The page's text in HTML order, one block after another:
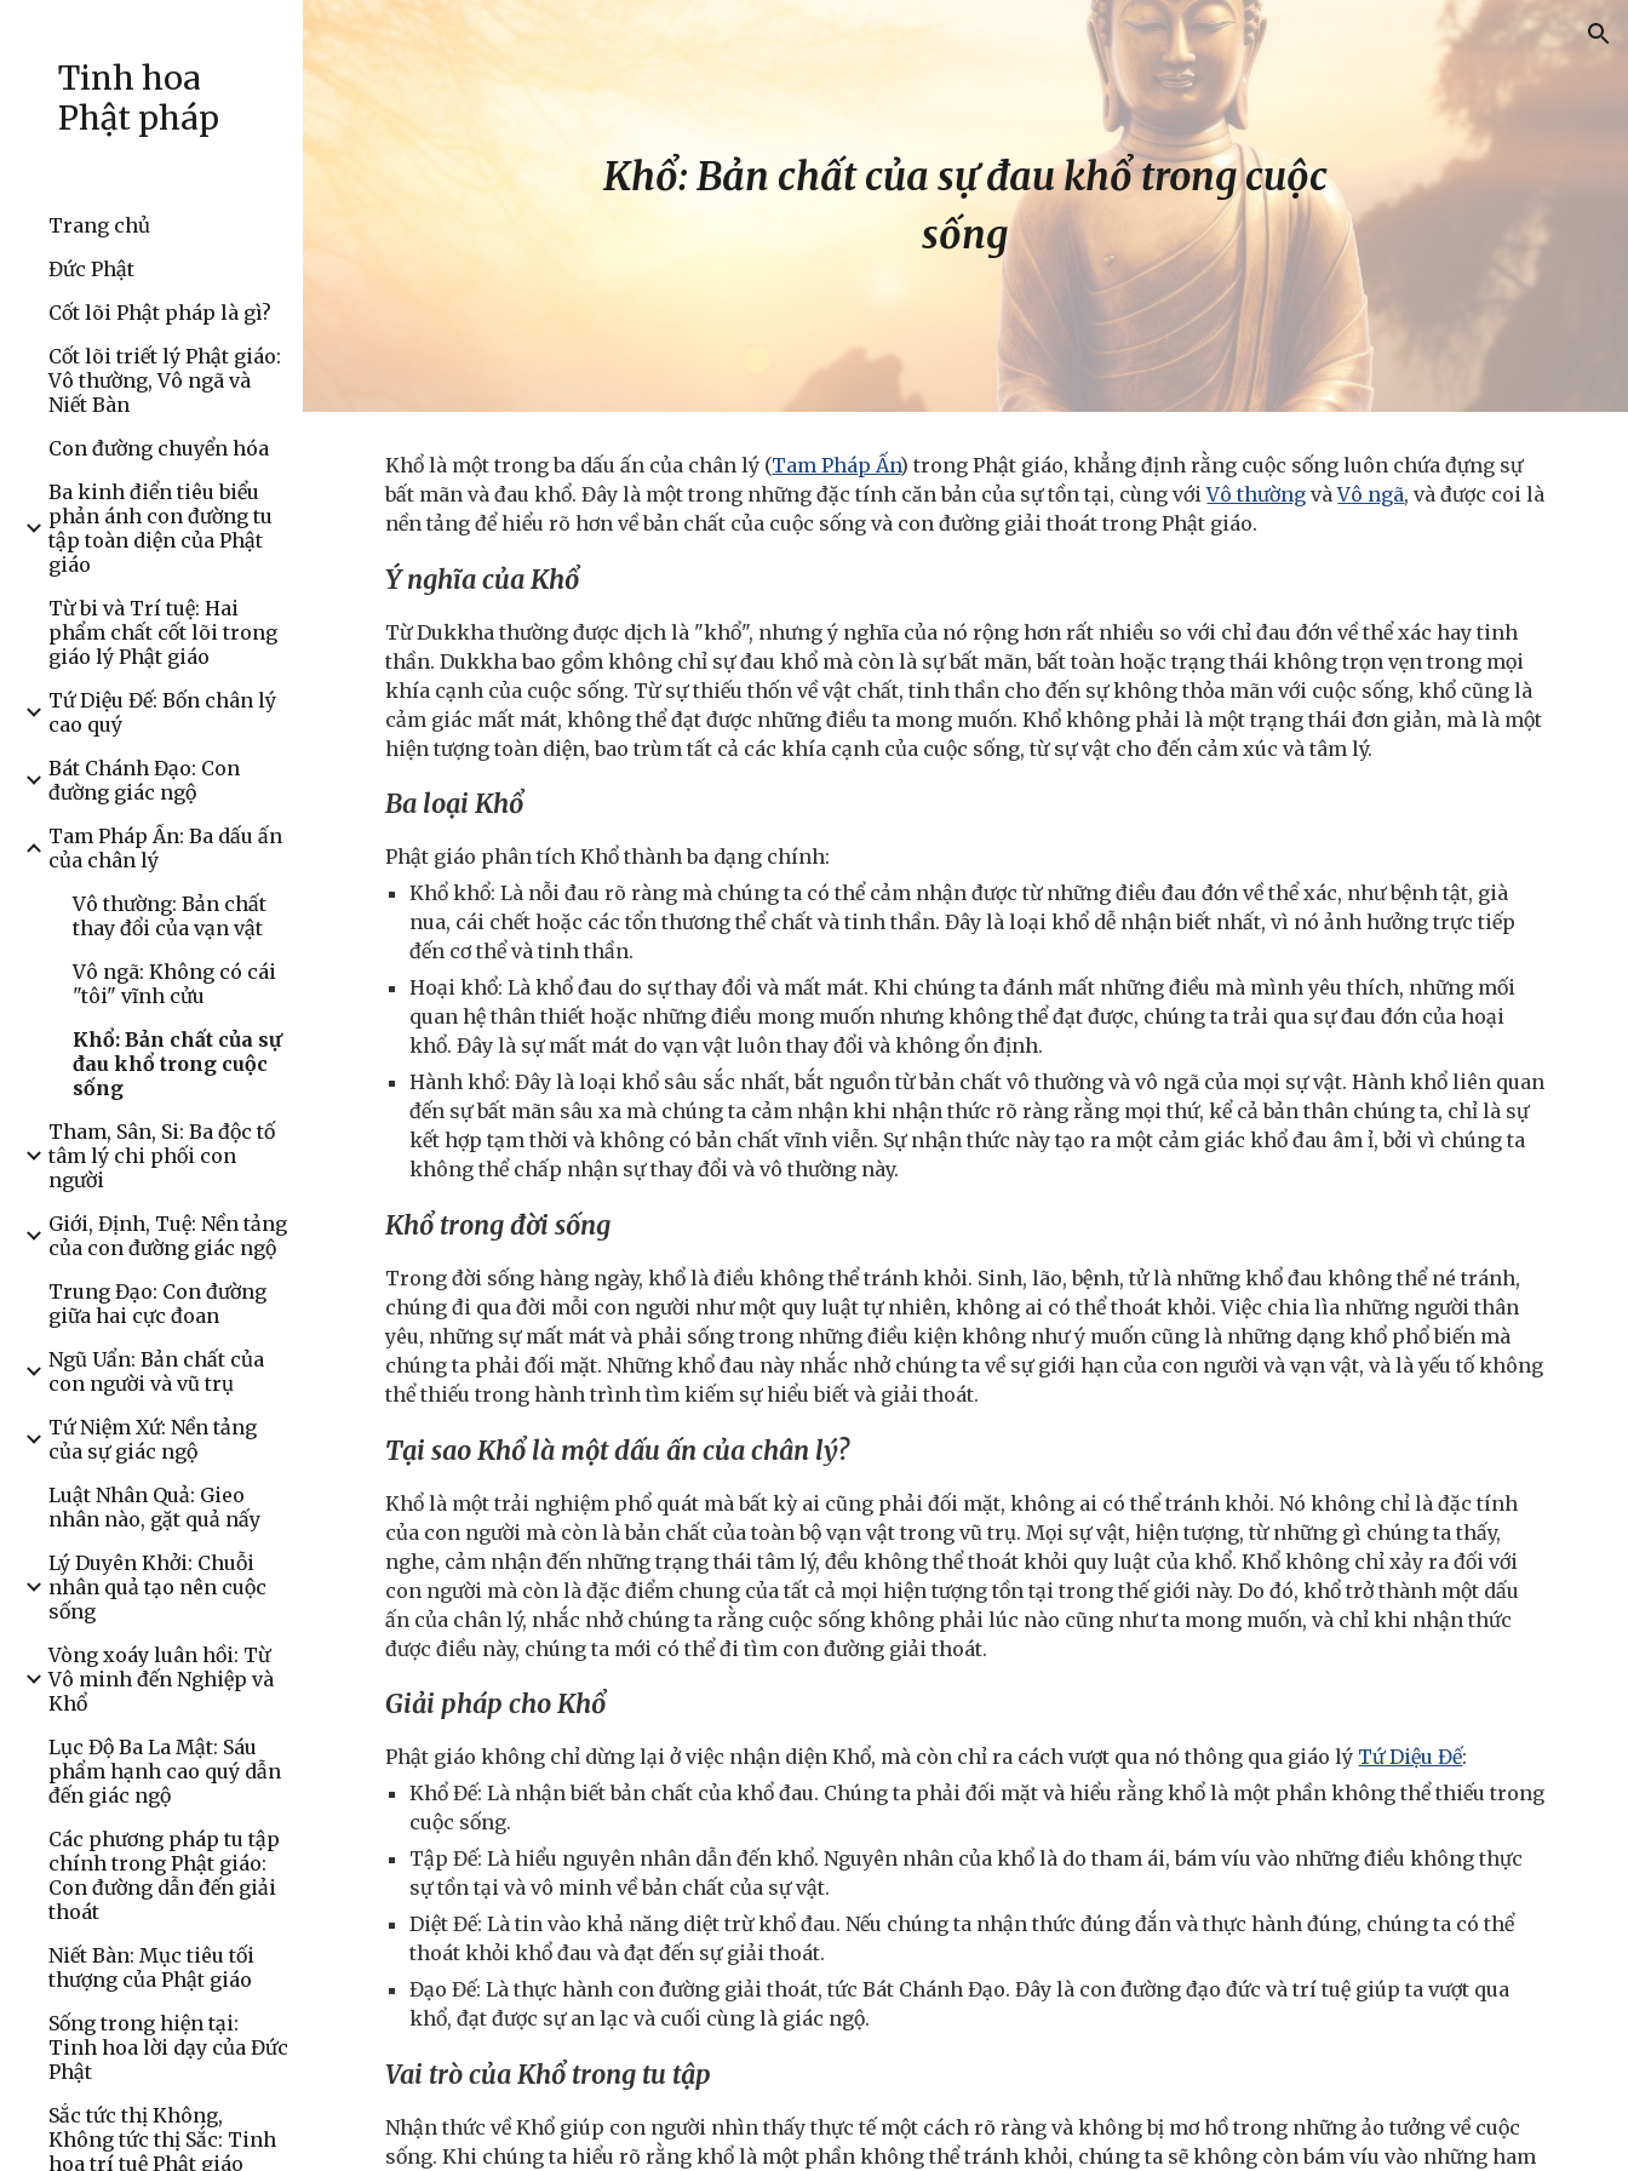
Skip to navigation
Tinh hoa
Phật pháp
Trang chủ
Đức Phật
Cốt lõi Phật pháp là gì?
Cốt lõi triết lý Phật giáo:
Vô thường, Vô ngã và
Niết Bàn
Con đường chuyển hóa
Ba kinh điển tiêu biểu
phản ánh con đường tu
tập toàn diện của Phật
giáo
Từ bi và Trí tuệ: Hai
phẩm chất cốt lõi trong
giáo lý Phật giáo
Tứ Diệu Đế: Bốn chân lý
cao quý
Bát Chánh Đạo: Con
đường giác ngộ
Tam Pháp Ấn: Ba dấu ấn
của chân lý
Vô thường: Bản chất
thay đổi của vạn vật
Vô ngã: Không có cái
"tôi" vĩnh cửu
Khổ: Bản chất của sự
đau khổ trong cuộc
sống
Tham, Sân, Si: Ba độc tố
tâm lý chi phối con
người
Giới, Định, Tuệ: Nền tảng
của con đường giác ngộ
Trung Đạo: Con đường
giữa hai cực đoan
Ngũ Uẩn: Bản chất của
con người và vũ trụ
Tứ Niệm Xứ: Nền tảng
của sự giác ngộ
Luật Nhân Quả: Gieo
nhân nào, gặt quả nấy
Lý Duyên Khởi: Chuỗi
nhân quả tạo nên cuộc
sống
Vòng xoáy luân hồi: Từ
Vô minh đến Nghiệp và
Khổ
Lục Độ Ba La Mật: Sáu
phẩm hạnh cao quý dẫn
đến giác ngộ
Các phương pháp tu tập
chính trong Phật giáo:
Con đường dẫn đến giải
thoát
Niết Bàn: Mục tiêu tối
thượng của Phật giáo
Sống trong hiện tại:
Tinh hoa lời dạy của Đức
Phật
Sắc tức thị Không,
Không tức thị Sắc: Tinh
hoa trí tuệ Phật giáo
Khổ: Bản chất của sự đau khổ trong cuộc
sống
Khổ là một trong ba dấu ấn của chân lý (Tam Pháp Ấn) trong Phật giáo, khẳng định rằng cuộc sống luôn chứa đựng sự
bất mãn và đau khổ. Đây là một trong những đặc tính căn bản của sự tồn tại, cùng vớiVô thường vàVô ngã, và được coi là
nền tảng để hiểu rõ hơn về bản chất của cuộc sống và con đường giải thoát trong Phật giáo.
Ý nghĩa của Khổ
Từ Dukkha thường được dịch là "khổ", nhưng ý nghĩa của nó rộng hơn rất nhiều so với chỉ đau đớn về thể xác hay tinh
thần. Dukkha bao gồm không chỉ sự đau khổ mà còn là sự bất mãn, bất toàn hoặc trạng thái không trọn vẹn trong mọi
khía cạnh của cuộc sống. Từ sự thiếu thốn về vật chất, tinh thần cho đến sự không thỏa mãn với cuộc sống, khổ cũng là
cảm giác mất mát, không thể đạt được những điều ta mong muốn. Khổ không phải là một trạng thái đơn giản, mà là một
hiện tượng toàn diện, bao trùm tất cả các khía cạnh của cuộc sống, từ sự vật cho đến cảm xúc và tâm lý.
Ba loại Khổ
Phật giáo phân tích Khổ thành ba dạng chính:
Khổ khổ: Là nỗi đau rõ ràng mà chúng ta có thể cảm nhận được từ những điều đau đớn về thể xác, như bệnh tật, già
nua, cái chết hoặc các tổn thương thể chất và tinh thần. Đây là loại khổ dễ nhận biết nhất, vì nó ảnh hưởng trực tiếp
đến cơ thể và tinh thần.
Hoại khổ: Là khổ đau do sự thay đổi và mất mát. Khi chúng ta đánh mất những điều mà mình yêu thích, những mối
quan hệ thân thiết hoặc những điều mong muốn nhưng không thể đạt được, chúng ta trải qua sự đau đớn của hoại
khổ. Đây là sự mất mát do vạn vật luôn thay đổi và không ổn định.
Hành khổ: Đây là loại khổ sâu sắc nhất, bắt nguồn từ bản chất vô thường và vô ngã của mọi sự vật. Hành khổ liên quan
đến sự bất mãn sâu xa mà chúng ta cảm nhận khi nhận thức rõ ràng rằng mọi thứ, kể cả bản thân chúng ta, chỉ là sự
kết hợp tạm thời và không có bản chất vĩnh viễn. Sự nhận thức này tạo ra một cảm giác khổ đau âm ỉ, bởi vì chúng ta
không thể chấp nhận sự thay đổi và vô thường này.
Khổ trong đời sống
Trong đời sống hàng ngày, khổ là điều không thể tránh khỏi. Sinh, lão, bệnh, tử là những khổ đau không thể né tránh,
chúng đi qua đời mỗi con người như một quy luật tự nhiên, không ai có thể thoát khỏi. Việc chia lìa những người thân
yêu, những sự mất mát và phải sống trong những điều kiện không như ý muốn cũng là những dạng khổ phổ biến mà
chúng ta phải đối mặt. Những khổ đau này nhắc nhở chúng ta về sự giới hạn của con người và vạn vật, và là yếu tố không
thể thiếu trong hành trình tìm kiếm sự hiểu biết và giải thoát.
Tại sao Khổ là một dấu ấn của chân lý?
Khổ là một trải nghiệm phổ quát mà bất kỳ ai cũng phải đối mặt, không ai có thể tránh khỏi. Nó không chỉ là đặc tính
của con người mà còn là bản chất của toàn bộ vạn vật trong vũ trụ. Mọi sự vật, hiện tượng, từ những gì chúng ta thấy,
nghe, cảm nhận đến những trạng thái tâm lý, đều không thể thoát khỏi quy luật của khổ. Khổ không chỉ xảy ra đối với
con người mà còn là đặc điểm chung của tất cả mọi hiện tượng tồn tại trong thế giới này. Do đó, khổ trở thành một dấu
ấn của chân lý, nhắc nhở chúng ta rằng cuộc sống không phải lúc nào cũng như ta mong muốn, và chỉ khi nhận thức
được điều này, chúng ta mới có thể đi tìm con đường giải thoát.
Giải pháp cho Khổ
Phật giáo không chỉ dừng lại ở việc nhận diện Khổ, mà còn chỉ ra cách vượt qua nó thông qua giáo lý Tứ Diệu Đế:
Khổ Đế: Là nhận biết bản chất của khổ đau. Chúng ta phải đối mặt và hiểu rằng khổ là một phần không thể thiếu trong
cuộc sống.
Tập Đế: Là hiểu nguyên nhân dẫn đến khổ. Nguyên nhân của khổ là do tham ái, bám víu vào những điều không thực
sự tồn tại và vô minh về bản chất của sự vật.
Diệt Đế: Là tin vào khả năng diệt trừ khổ đau. Nếu chúng ta nhận thức đúng đắn và thực hành đúng, chúng ta có thể
thoát khỏi khổ đau và đạt đến sự giải thoát.
Đạo Đế: Là thực hành con đường giải thoát, tức Bát Chánh Đạo. Đây là con đường đạo đức và trí tuệ giúp ta vượt qua
khổ, đạt được sự an lạc và cuối cùng là giác ngộ.
Vai trò của Khổ trong tu tập
Nhận thức về Khổ giúp con người nhìn thấy thực tế một cách rõ ràng và không bị mơ hồ trong những ảo tưởng về cuộc
sống. Khi chúng ta hiểu rõ rằng khổ là một phần không thể tránh khỏi, chúng ta sẽ không còn bám víu vào những ham